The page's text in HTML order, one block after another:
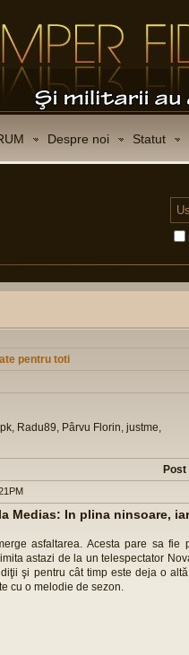
Despre noi Statut
pentru toti
Radu89, Pârvu Florin, justme,
Post
Medias: In plina ninsoare,
asfaltarea. Acesta pare sa
astazi de la un telespectator
şi pentru cât timp este deja o
cu o melodie de sezon.